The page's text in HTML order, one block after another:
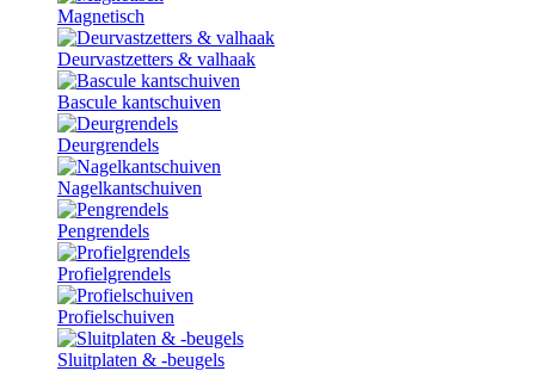
Magnetisch
Deurvastzetters & valhaak
Bascule kantschuiven
Deurgrendels
Nagelkantschuiven
Pengrendels
Profielgrendels
Profielschuiven
Sluitplaten & -beugels